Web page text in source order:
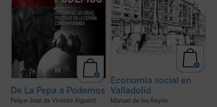
De La Pepa a Podemos
Felipe-José de Vicente Algueró
Economía social en
Valladolid
Manuel de los Reyes